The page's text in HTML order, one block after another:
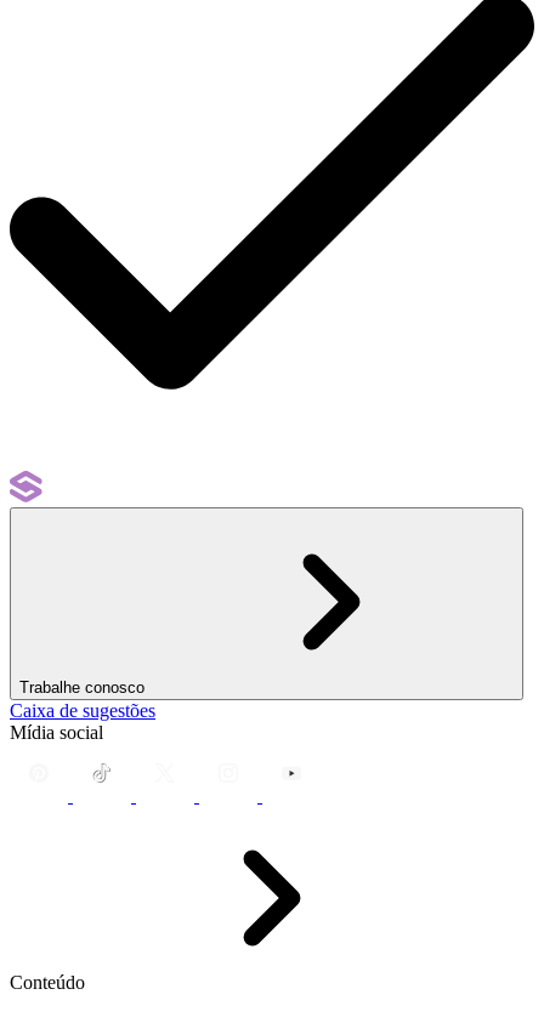
Trabalhe conosco
Caixa de sugestões
Mídia social
Conteúdo